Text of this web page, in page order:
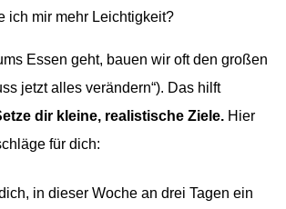
ich mir mehr Leichtigkeit?
Essen geht, bauen wir oft den großen
jetzt alles verändern“). Das hilft
dir kleine, realistische Ziele. Hier
für dich:
in dieser Woche an drei Tagen ein